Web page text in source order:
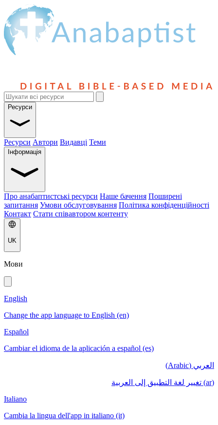
Ресурси
Ресурси Автори Видавці Теми
Інформація
Про анабаптистські ресурси Наше бачення Поширені
запитання Умови обслуговування Політика конфіденційності
Контакт Стати співавтором контенту
UK
Мови
English
Change the app language to English (en)
Español
Cambiar el idioma de la aplicación a español (es)
العربي (Arabic)
(ar) تغيير لغة التطبيق إلى العربية
Italiano
Cambia la lingua dell'app in italiano (it)